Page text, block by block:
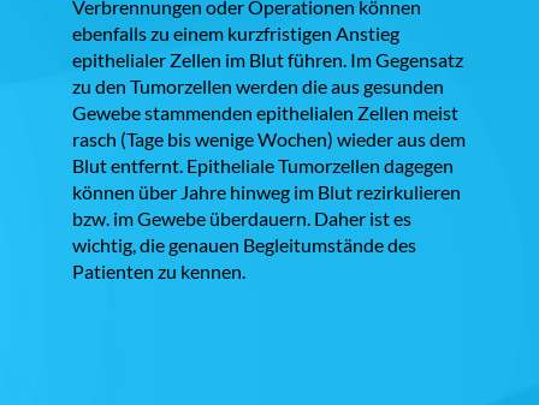
Verbrennungen oder Operationen können
ebenfalls zu einem kurzfristigen Anstieg
epithelialer Zellen im Blut führen. Im Gegensatz
zu den Tumorzellen werden die aus gesunden
Gewebe stammenden epithelialen Zellen meist
rasch (Tage bis wenige Wochen) wieder aus dem
Blut entfernt. Epitheliale Tumorzellen dagegen
können über Jahre hinweg im Blut rezirkulieren
bzw. im Gewebe überdauern. Daher ist es
wichtig, die genauen Begleitumstände des
Patienten zu kennen.